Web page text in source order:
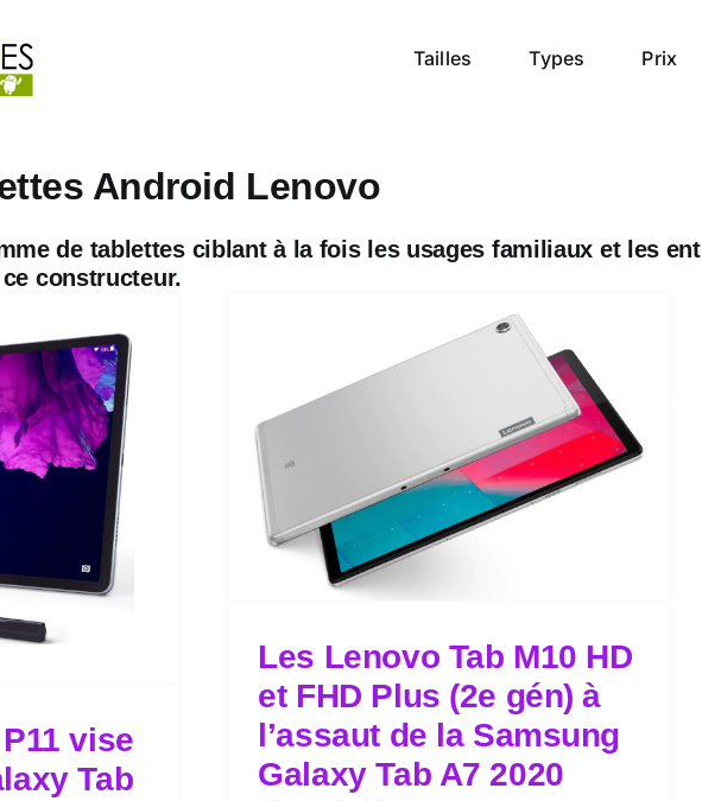
Tailles Types Prix
Android Lenovo
de tablettes ciblant à la fois les usages familiaux et les
constructeur.
vise
Tab
Les Lenovo Tab M10 HD
et FHD Plus (2e gén) à
l’assaut de la Samsung
Galaxy Tab A7 2020